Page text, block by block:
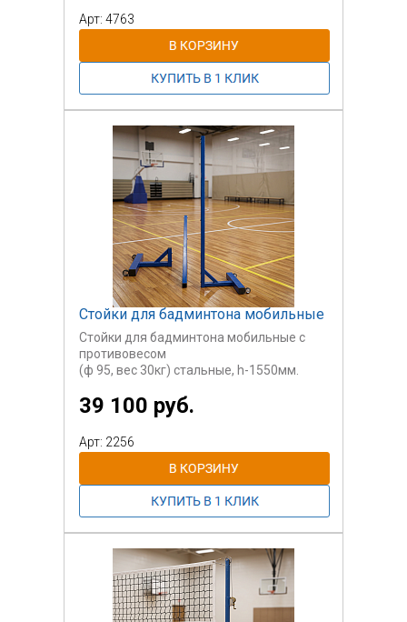
Арт: 4763
Стойки для бадминтона мобильные
Стойки для бадминтона мобильные с
противовесом
(ф 95, вес 30кг) стальные, h-1550мм.
за пару. Порошковая краска
производства
Италия.
Сетка в комплект не входит и
поставляется
39 100 руб.
Арт: 2256